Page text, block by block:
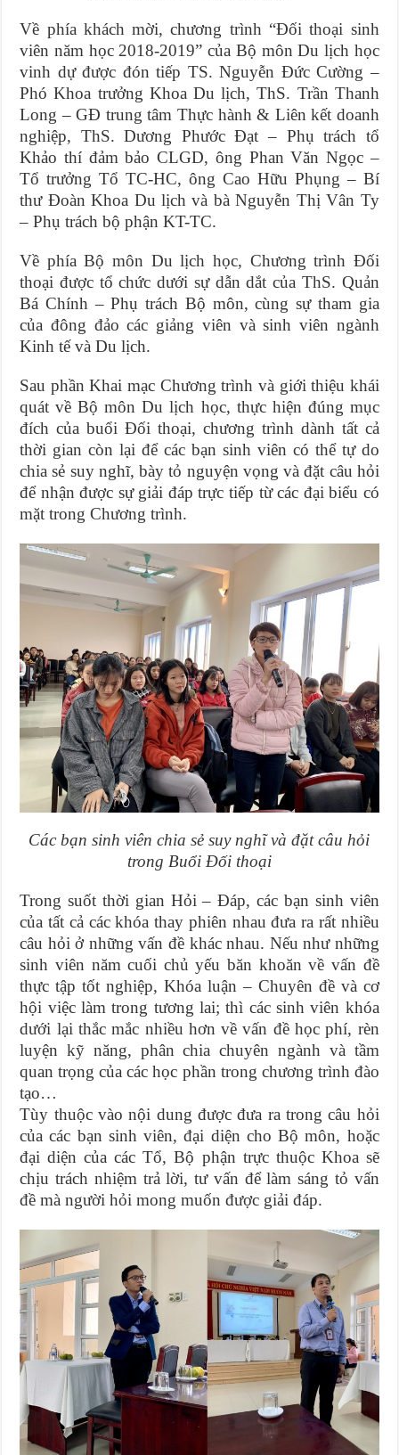
Về phía khách mời, chương trình “Đối thoại sinh
viên năm học 2018-2019” của Bộ môn Du lịch học
vinh dự được đón tiếp TS. Nguyễn Đức Cường –
Phó Khoa trưởng Khoa Du lịch, ThS. Trần Thanh
Long – GĐ trung tâm Thực hành & Liên kết doanh
nghiệp, ThS. Dương Phước Đạt – Phụ trách tổ
Khảo thí đảm bảo CLGD, ông Phan Văn Ngọc –
Tổ trưởng Tổ TC-HC, ông Cao Hữu Phụng – Bí
thư Đoàn Khoa Du lịch và bà Nguyễn Thị Vân Ty
– Phụ trách bộ phận KT-TC.
Về phía Bộ môn Du lịch học, Chương trình Đối
thoại được tổ chức dưới sự dẫn dắt của ThS. Quản
Bá Chính – Phụ trách Bộ môn, cùng sự tham gia
của đông đảo các giảng viên và sinh viên ngành
Kinh tế và Du lịch.
Sau phần Khai mạc Chương trình và giới thiệu khái
quát về Bộ môn Du lịch học, thực hiện đúng mục
đích của buổi Đối thoại, chương trình dành tất cả
thời gian còn lại để các bạn sinh viên có thể tự do
chia sẻ suy nghĩ, bày tỏ nguyện vọng và đặt câu hỏi
để nhận được sự giải đáp trực tiếp từ các đại biểu có
mặt trong Chương trình.
Các bạn sinh viên chia sẻ suy nghĩ và đặt câu hỏi
trong Buổi Đối thoại
Trong suốt thời gian Hỏi – Đáp, các bạn sinh viên
của tất cả các khóa thay phiên nhau đưa ra rất nhiều
câu hỏi ở những vấn đề khác nhau. Nếu như những
sinh viên năm cuối chủ yếu băn khoăn về vấn đề
thực tập tốt nghiệp, Khóa luận – Chuyên đề và cơ
hội việc làm trong tương lai; thì các sinh viên khóa
dưới lại thắc mắc nhiều hơn về vấn đề học phí, rèn
luyện kỹ năng, phân chia chuyên ngành và tầm
quan trọng của các học phần trong chương trình đào
tạo…
Tùy thuộc vào nội dung được đưa ra trong câu hỏi
của các bạn sinh viên, đại diện cho Bộ môn, hoặc
đại diện của các Tổ, Bộ phận trực thuộc Khoa sẽ
chịu trách nhiệm trả lời, tư vấn để làm sáng tỏ vấn
đề mà người hỏi mong muốn được giải đáp.